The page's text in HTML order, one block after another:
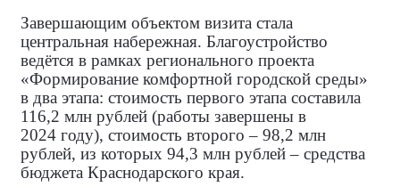
Завершающим объектом визита стала
центральная набережная. Благоустройство
ведётся в рамках регионального проекта
«Формирование комфортной городской среды»
в два этапа: стоимость первого этапа составила
116,2 млн рублей (работы завершены в
2024 году), стоимость второго – 98,2 млн
рублей, из которых 94,3 млн рублей – средства
бюджета Краснодарского края.